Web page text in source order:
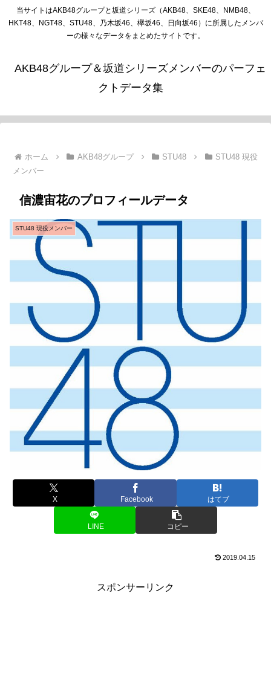
当サイトはAKB48グループと坂道シリーズ（AKB48、SKE48、NMB48、
HKT48、NGT48、STU48、乃木坂46、欅坂46、日向坂46）に所属したメンバ
ーの様々なデータをまとめたサイトです。
AKB48グループ＆坂道シリーズメンバーのパーフェ
クトデータ集
ホーム AKB48グループ STU48
STU48 現役
メンバー
信濃宙花のプロフィールデータ
STU48 現役メンバー
X Facebook はてブ
LINE コピー
2019.04.15
スポンサーリンク